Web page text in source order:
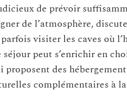
de prévoir
de l’atmosphère,
visiter les caves où
peut s’enrichir en
proposent des
complémentaires à